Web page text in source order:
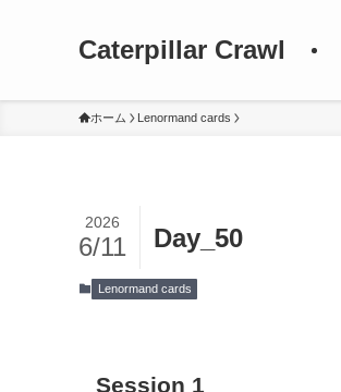
Caterpillar Crawl
ホーム Lenormand cards
Day_50
2026
6/11
Lenormand cards
Session 1